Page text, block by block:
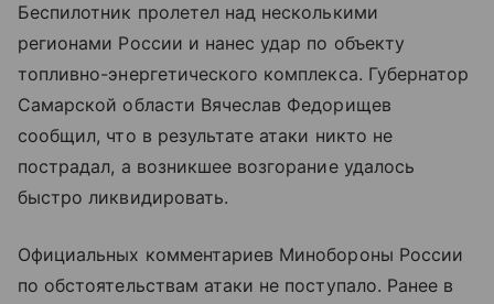
Беспилотник пролетел над несколькими
регионами России и нанес удар по объекту
топливно-энергетического комплекса. Губернатор
Самарской области Вячеслав Федорищев
сообщил, что в результате атаки никто не
пострадал, а возникшее возгорание удалось
быстро ликвидировать.
Официальных комментариев Минобороны России
по обстоятельствам атаки не поступало. Ранее в